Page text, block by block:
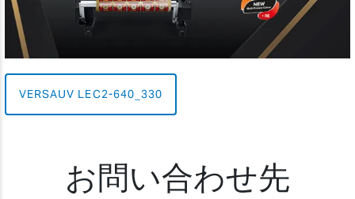
VERSAUV LEC2-640_330
お問い合わせ先